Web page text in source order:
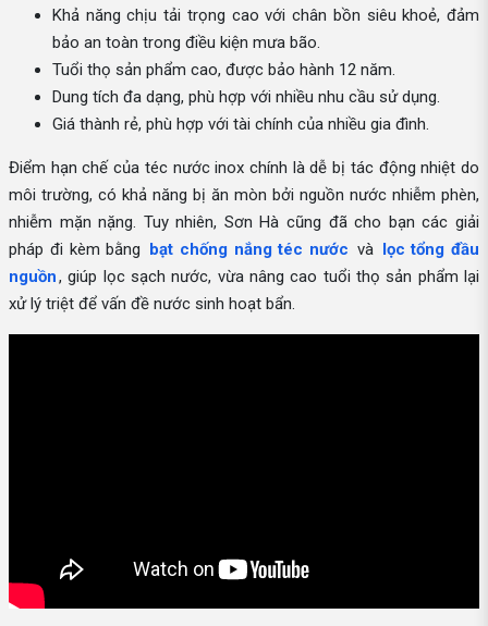
Khả năng chịu tải trọng cao với chân bồn siêu khoẻ, đảm
bảo an toàn trong điều kiện mưa bão.
Tuổi thọ sản phẩm cao, được bảo hành 12 năm.
Dung tích đa dạng, phù hợp với nhiều nhu cầu sử dụng.
Giá thành rẻ, phù hợp với tài chính của nhiều gia đình.
Điểm hạn chế của téc nước inox chính là dễ bị tác động nhiệt do
môi trường, có khả năng bị ăn mòn bởi nguồn nước nhiễm phèn,
nhiễm mặn nặng. Tuy nhiên, Sơn Hà cũng đã cho bạn các giải
pháp đi kèm bằng bạt chống nắng téc nước và lọc tổng đầu
nguồn, giúp lọc sạch nước, vừa nâng cao tuổi thọ sản phẩm lại
xử lý triệt để vấn đề nước sinh hoạt bẩn.